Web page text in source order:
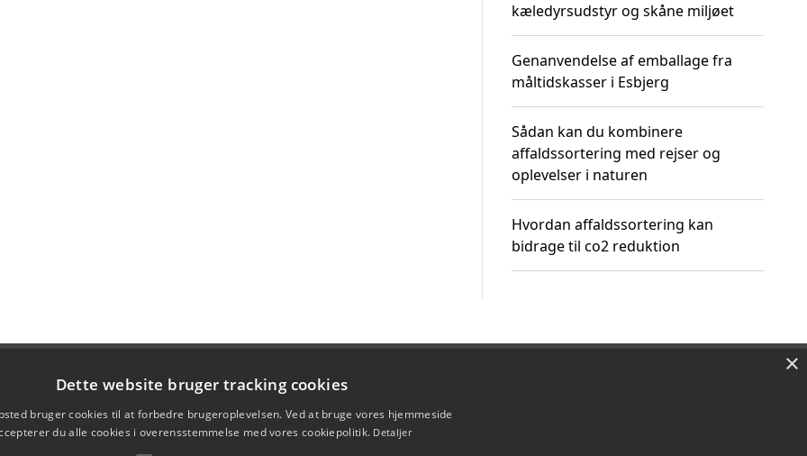
kæledyrsudstyr og skåne miljøet
Genanvendelse af emballage fra
måltidskasser i Esbjerg
Sådan kan du kombinere
affaldssortering med rejser og
oplevelser i naturen
Hvordan affaldssortering kan
bidrage til co2 reduktion
×
Dette website bruger tracking cookies
bruger cookies til at forbedre brugeroplevelsen. Ved at bruge vores hjemmeside
du alle cookies i overensstemmelse med vores cookiepolitik. Detaljer